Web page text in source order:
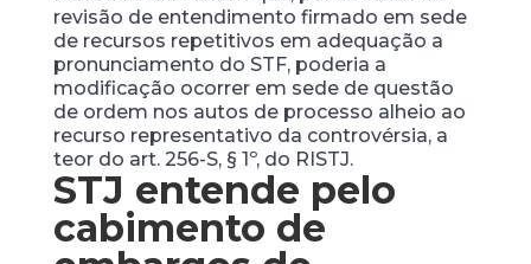
revisão de entendimento firmado em sede
de recursos repetitivos em adequação a
pronunciamento do STF, poderia a
modificação ocorrer em sede de questão
de ordem nos autos de processo alheio ao
recurso representativo da controvérsia, a
teor do art. 256-S, § 1º, do RISTJ.
STJ entende pelo
cabimento de